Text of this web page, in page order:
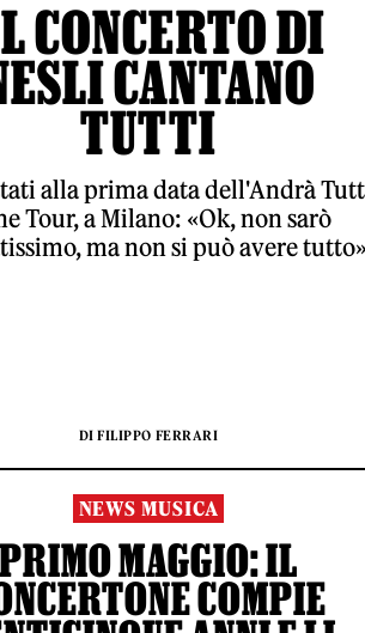
CONCERTO DI
CANTANO
TUTTI
alla prima data dell'Andrà
Tour, a Milano: «Ok, non sarò
ma non si può avere
DI FILIPPO FERRARI
NEWS MUSICA
PRIMO MAGGIO: IL
COMPIE